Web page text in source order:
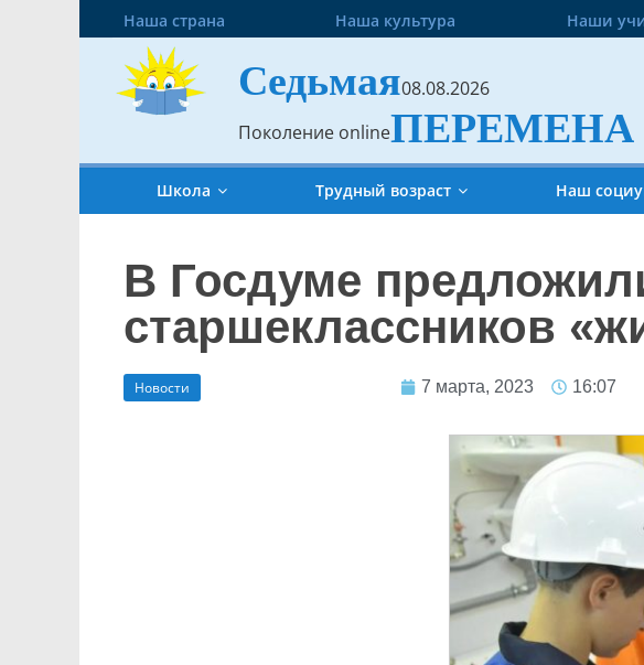
Наша страна Наша культура Наши
Седьмая08.08.2026
Поколение onlineПЕРЕМЕНА
Школа Трудный возраст Наш
В Госдуме
старшеклассников
Новости 7 марта, 2023 16:07